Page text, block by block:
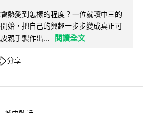
熱愛到怎樣的程度？一位就讀中三的
始，把自己的興趣一步步變成真正可
親手製作出...
閱讀全文
分享